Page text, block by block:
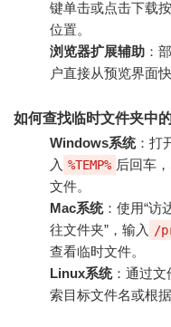
键单击或点击下载
位置。
浏览器扩展辅助 ：
户直接从预览界面
如何查找临时文件夹中
Windows系统：打
入 %TEMP% 后回车
文件。
Mac系统：使用“访
往文件夹”，输入
/
查看临时文件。
Linux系统：通过文
索目标文件名或根